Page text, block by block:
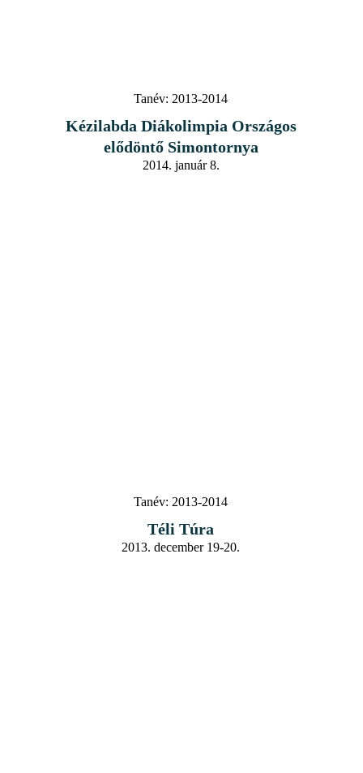
Tanév: 2013-2014
Kézilabda Diákolimpia Országos
elődöntő Simontornya
2014. január 8.
Tanév: 2013-2014
Téli Túra
2013. december 19-20.